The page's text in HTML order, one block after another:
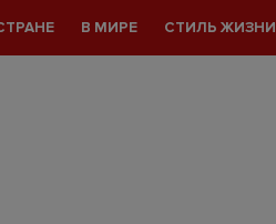
В МИРЕ СТИЛЬ ЖИЗНИ